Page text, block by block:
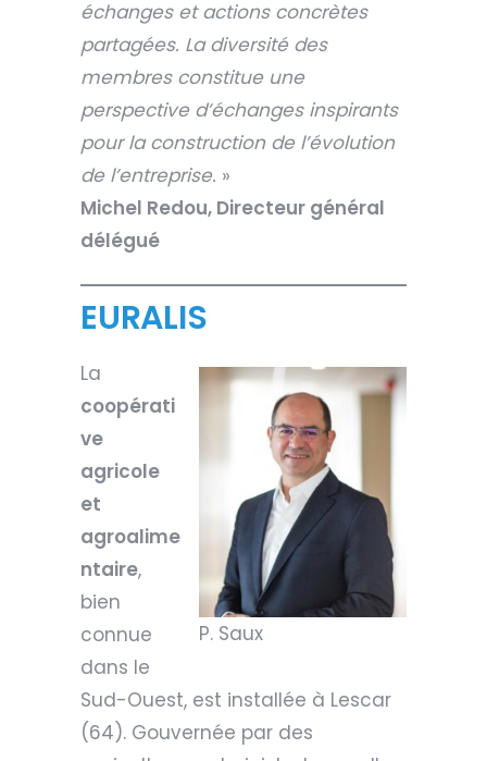
échanges et actions concrètes
partagées. La diversité des
membres constitue une
perspective d’échanges inspirants
pour la construction de l’évolution
de l’entreprise. »
Michel Redou, Directeur général
délégué
EURALIS
P. Saux
La
coopérati
ve
agricole
et
agroalime
ntaire,
bien
connue
dans le
Sud-Ouest, est installée à Lescar
(64). Gouvernée par des